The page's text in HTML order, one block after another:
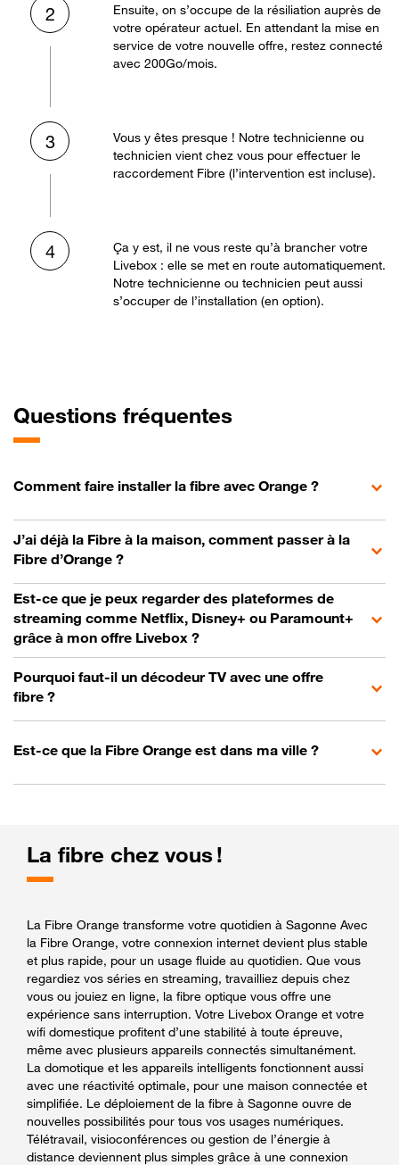
2
Ensuite, on s’occupe de la résiliation auprès de
votre opérateur actuel. En attendant la mise en
service de votre nouvelle offre, restez connecté
avec 200Go/mois.
3
Vous y êtes presque ! Notre technicienne ou
technicien vient chez vous pour effectuer le
raccordement Fibre (l’intervention est incluse).
4
Ça y est, il ne vous reste qu’à brancher votre
Livebox : elle se met en route automatiquement.
Notre technicienne ou technicien peut aussi
s’occuper de l’installation (en option).
Questions fréquentes
Comment faire installer la fibre avec Orange ?
J’ai déjà la Fibre à la maison, comment passer à la
Fibre d’Orange ?
Est-ce que je peux regarder des plateformes de
streaming comme Netflix, Disney+ ou Paramount+
grâce à mon offre Livebox ?
Pourquoi faut-il un décodeur TV avec une offre
fibre ?
Est-ce que la Fibre Orange est dans ma ville ?
La fibre chez vous !
La Fibre Orange transforme votre quotidien à Sagonne Avec
la Fibre Orange, votre connexion internet devient plus stable
et plus rapide, pour un usage fluide au quotidien. Que vous
regardiez vos séries en streaming, travailliez depuis chez
vous ou jouiez en ligne, la fibre optique vous offre une
expérience sans interruption. Votre Livebox Orange et votre
wifi domestique profitent d’une stabilité à toute épreuve,
même avec plusieurs appareils connectés simultanément.
La domotique et les appareils intelligents fonctionnent aussi
avec une réactivité optimale, pour une maison connectée et
simplifiée. Le déploiement de la fibre à Sagonne ouvre de
nouvelles possibilités pour tous vos usages numériques.
Télétravail, visioconférences ou gestion de l’énergie à
distance deviennent plus simples grâce à une connexion